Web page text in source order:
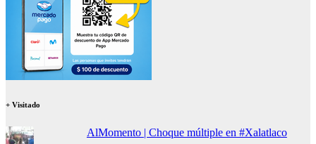
+ Visitado
AlMomento | Choque múltiple en #Xalatlaco